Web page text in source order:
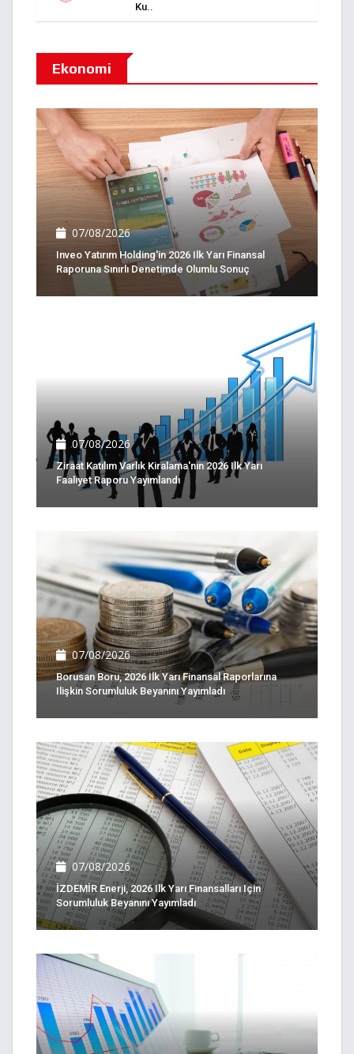
Ku..
Ekonomi
07/08/2026
Inveo Yatırım Holding'in 2026 Ilk Yarı Finansal
Raporuna Sınırlı Denetimde Olumlu Sonuç
07/08/2026
Ziraat Katılım Varlık Kiralama'nın 2026 Ilk Yarı
Faaliyet Raporu Yayımlandı
07/08/2026
Borusan Boru, 2026 Ilk Yarı Finansal Raporlarına
Ilişkin Sorumluluk Beyanını Yayımladı
07/08/2026
İZDEMİR Enerji, 2026 Ilk Yarı Finansalları Için
Sorumluluk Beyanını Yayımladı